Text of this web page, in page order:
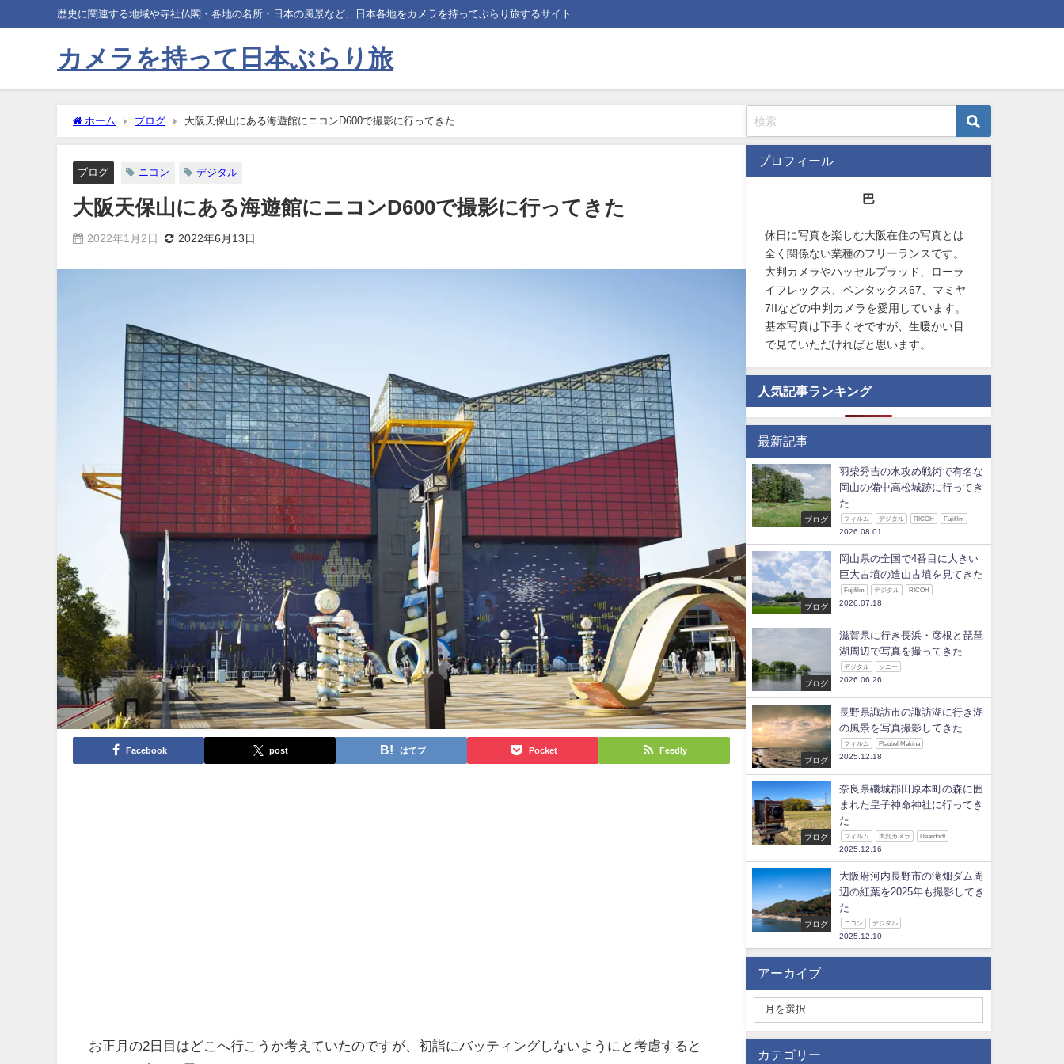
歴史に関連する地域や寺社仏閣・各地の名所・日本の風景など、日本各地をカメラを持ってぶらり旅するサイト
カメラを持って日本ぶらり旅
ホーム ブログ 大阪天保山にある海遊館にニコンD600で撮影に行ってきた
ブログ ニコン デジタル
大阪天保山にある海遊館にニコンD600で撮影に行ってきた
2022年1月2日 2022年6月13日
Facebook post はてブ Pocket Feedly
お正月の2日目はどこへ行こうか考えていたのですが、初詣にバッティングしないようにと考慮すると
プロフィール
巴
休日に写真を楽しむ大阪在住の写真とは
全く関係ない業種のフリーランスです。
大判カメラやハッセルブラッド、ローラ
イフレックス、ペンタックス67、マミヤ
7IIなどの中判カメラを愛用しています。
基本写真は下手くそですが、生暖かい目
で見ていただければと思います。
人気記事ランキング
最新記事
ブログ
羽柴秀吉の水攻め戦術で有名な
岡山の備中高松城跡に行ってき
た
フィルム デジタル RICOH Fujifilm
2026.08.01
ブログ
岡山県の全国で4番目に大きい
巨大古墳の造山古墳を見てきた
Fujifilm デジタル RICOH
2026.07.18
ブログ
滋賀県に行き長浜・彦根と琵琶
湖周辺で写真を撮ってきた
デジタル ソニー
2026.06.26
ブログ
長野県諏訪市の諏訪湖に行き湖
の風景を写真撮影してきた
フィルム Plaubel Makina
2025.12.18
ブログ
奈良県磯城郡田原本町の森に囲
まれた皇子神命神社に行ってき
た
フィルム 大判カメラ Deardorff
2025.12.16
ブログ
大阪府河内長野市の滝畑ダム周
辺の紅葉を2025年も撮影してき
た
ニコン デジタル
2025.12.10
アーカイブ
カテゴリー